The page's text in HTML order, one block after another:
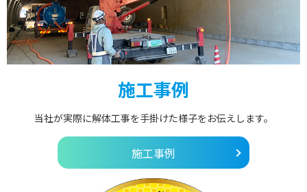
施工事例
当社が実際に解体工事を手掛けた様子をお伝えします。
施工事例